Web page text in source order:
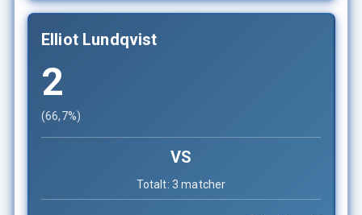
Elliot Lundqvist
2
(66,7%)
VS
Totalt: 3 matcher